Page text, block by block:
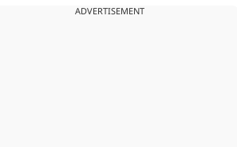
असम बाढ़: 13 जिलों में 15 लाख से ज्यादा लोग
ADVERTISEMENT